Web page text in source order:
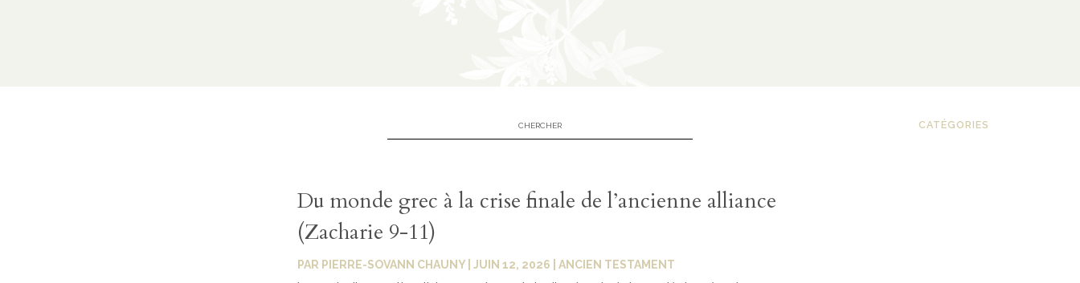
CATÉGORIES
Du monde grec à la crise finale de l’ancienne alliance
(Zacharie 9-11)
PAR PIERRE-SOVANN CHAUNY| JUIN 12, 2026
ANCIEN TESTAMENT